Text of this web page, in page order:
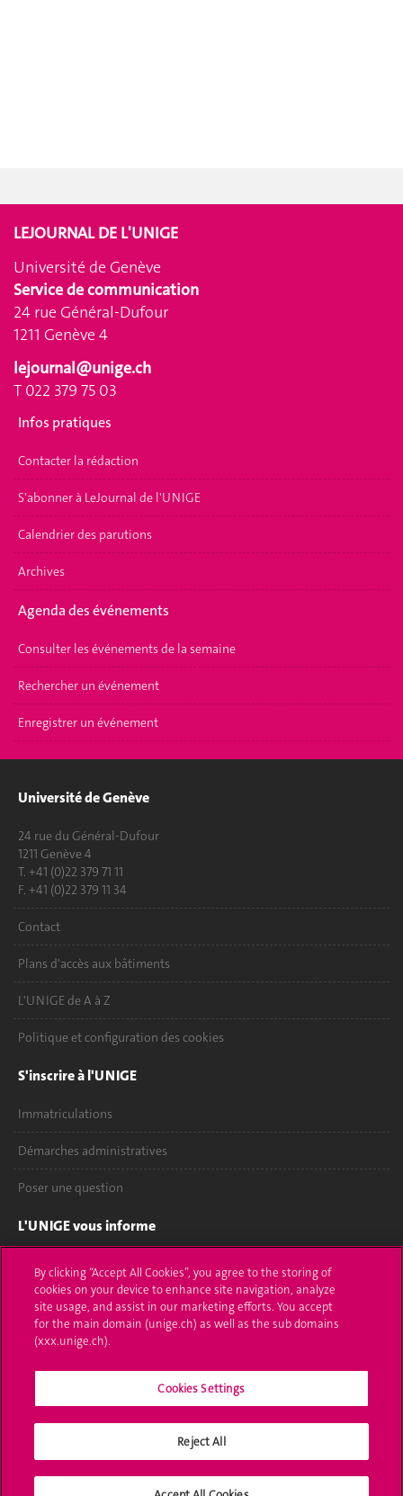
LEJOURNAL DE L'UNIGE
Université de Genève
Service de communication
24 rue Général-Dufour
1211 Genève 4
lejournal@unige.ch
T 022 379 75 03
Infos pratiques
Contacter la rédaction
S'abonner à LeJournal de l'UNIGE
Calendrier des parutions
Archives
Agenda des événements
Consulter les événements de la semaine
Rechercher un événement
Enregistrer un événement
Université de Genève
24 rue du Général-Dufour
1211 Genève 4
T. +41 (0)22 379 71 11
F. +41 (0)22 379 11 34
Contact
Plans d'accès aux bâtiments
L'UNIGE de A à Z
Politique et configuration des cookies
S'inscrire à l'UNIGE
Immatriculations
Démarches administratives
Poser une question
L'UNIGE vous informe
UNIGE Mobile
Médias
Offres d'emploi
Bibliothèque
Calendrier académique
By clicking “Accept All Cookies”, you agree to the storing of
cookies on your device to enhance site navigation, analyze
site usage, and assist in our marketing efforts. You accept
for the main domain (unige.ch) as well as the sub domains
(xxx.unige.ch).
Cookies Settings
Reject All